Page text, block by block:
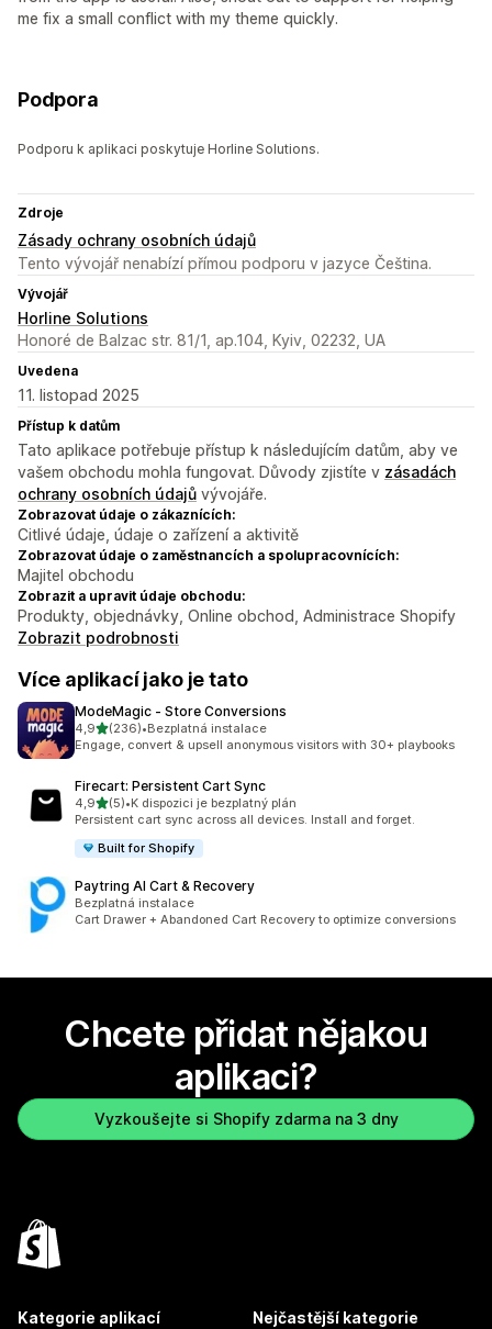
me fix a small conflict with my theme quickly.
Podpora
Podporu k aplikaci poskytuje Horline Solutions.
Zdroje
Zásady ochrany osobních údajů
Tento vývojář nenabízí přímou podporu v jazyce Čeština.
Vývojář
Horline Solutions
Honoré de Balzac str. 81/1, ap.104, Kyiv, 02232, UA
Uvedena
11. listopad 2025
Přístup k datům
Tato aplikace potřebuje přístup k následujícím datům, aby ve
vašem obchodu mohla fungovat. Důvody zjistíte v zásadách
ochrany osobních údajů vývojáře.
Zobrazovat údaje o zákaznících:
Citlivé údaje, údaje o zařízení a aktivitě
Zobrazovat údaje o zaměstnancích a spolupracovnících:
Majitel obchodu
Zobrazit a upravit údaje obchodu:
Produkty, objednávky, Online obchod, Administrace Shopify
Zobrazit podrobnosti
Více aplikací jako je tato
ModeMagic ‑ Store Conversions
4,9z 5 hvězd
(236)
Celkový počet recenzí: 236
•Bezplatná instalace
Engage, convert & upsell anonymous visitors with 30+ playbooks
Firecart: Persistent Cart Sync
4,9z 5 hvězd
(5)
Celkový počet recenzí: 5
•K dispozici je bezplatný plán
Persistent cart sync across all devices. Install and forget.
Built for Shopify
Paytring AI Cart & Recovery
Bezplatná instalace
Cart Drawer + Abandoned Cart Recovery to optimize conversions
Chcete přidat nějakou
aplikaci?
Vyzkoušejte si Shopify zdarma na 3 dny
Kategorie aplikací Nejčastější kategorie